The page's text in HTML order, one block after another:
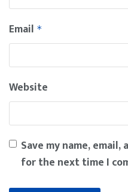
Email *
Website
Save my name,
for the next time I